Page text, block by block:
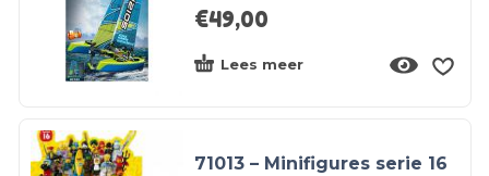
€49,00
Lees meer
71013 – Minifigures serie 16